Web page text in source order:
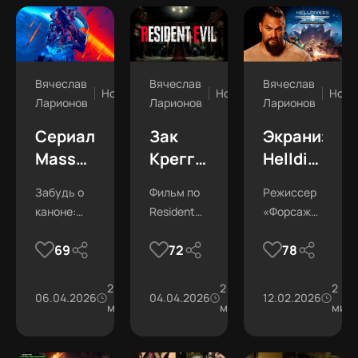
Вячеслав
Ларионов
Новости
Сериал
Mass
дорого
только
фанатов
Забудь о
каноне:
культовой
для всех.
69
06.04.2026
2
мин
9.4К
Вячеслав
Ларионов
Новости
Зак
Креггер
хит:
отзывы
кино
Фильм по
Resident
получает
тестовых
72
04.04.2026
2
мин
17.5К
Вячеслав
Ларионов
Helldivers:
«Форсажа»
снимет
фильм
Адских
Режиссер
«Форсажа»
фильм по
демократию!
78
12.02.2026
2
мин